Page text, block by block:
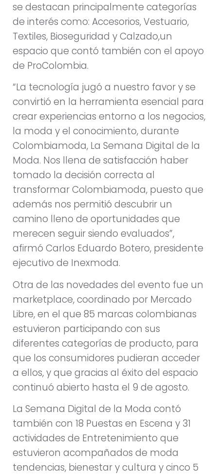
se destacan principalmente categorías
de interés como: Accesorios, Vestuario,
Textiles, Bioseguridad y Calzado,un
espacio que contó también con el apoyo
de ProColombia.
“La tecnología jugó a nuestro favor y se
convirtió en la herramienta esencial para
crear experiencias entorno a los negocios,
la moda y el conocimiento, durante
Colombiamoda, La Semana Digital de la
Moda. Nos llena de satisfacción haber
tomado la decisión correcta al
transformar Colombiamoda, puesto que
además nos permitió descubrir un
camino lleno de oportunidades que
merecen seguir siendo evaluados”,
afirmó Carlos Eduardo Botero, presidente
ejecutivo de Inexmoda.
Otra de las novedades del evento fue un
marketplace, coordinado por Mercado
Libre, en el que 85 marcas colombianas
estuvieron participando con sus
diferentes categorías de producto, para
que los consumidores pudieran acceder
a ellos, y que gracias al éxito del espacio
continuó abierto hasta el 9 de agosto.
La Semana Digital de la Moda contó
también con 18 Puestas en Escena y 31
actividades de Entretenimiento que
estuvieron acompañados de moda
tendencias, bienestar y cultura y cinco 5